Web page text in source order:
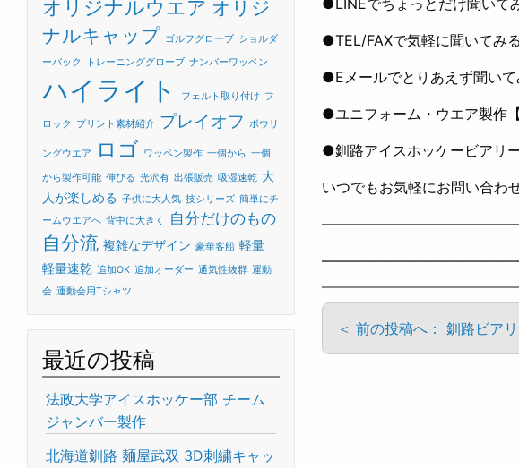
●LINEでちょっとだけ聞いて
●TEL/FAXで気軽に聞いてみ
●Eメールでとりあえず聞い
●ユニフォーム・ウエア製作
●釧路アイスホッケービアリ
いつでもお気軽にお問い合わ
＜ 前の投稿へ： 釧路ビア
オリジナルウエア オリジ
ナルキャップ ゴルフグローブ ショルダ
ーバック
トレーニンググローブ ナンバーワッペン
ハイライト フェルト取り付け フ
ロック プリント素材紹介 プレイオフ ボウリ
ングウエア ロゴ ワッペン製作 一個から 一個
から製作可能 伸びる 光沢有 出張販売 吸湿速乾 大
人が楽しめる 子供に大人気 技シリーズ 簡単にチ
ームウエアへ 背中に大きく 自分だけのもの
自分流 複雑なデザイン 豪華客船 軽量
軽量速乾 追加OK 追加オーダー 通気性抜群 運動
会 運動会用Tシャツ
最近の投稿
法政大学アイスホッケー部 チーム
ジャンバー製作
北海道釧路 麺屋武双 3D刺繍キャッ